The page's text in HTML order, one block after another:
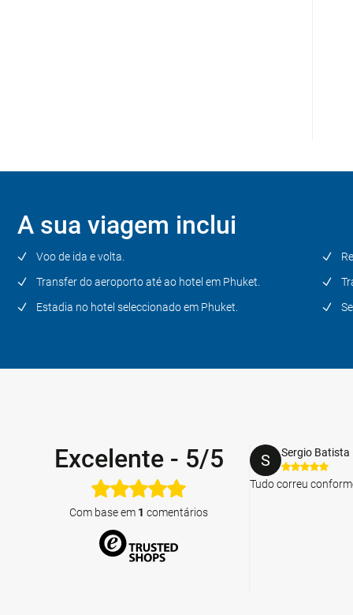
A sua viagem inclui
Voo de ida e volta.
Transfer do aeroporto até ao hotel em Phuket.
Estadia no hotel seleccionado em Phuket.
Excelente- 5/5
Com base em 1 comentários
S Sergio Batista
Tudo correu